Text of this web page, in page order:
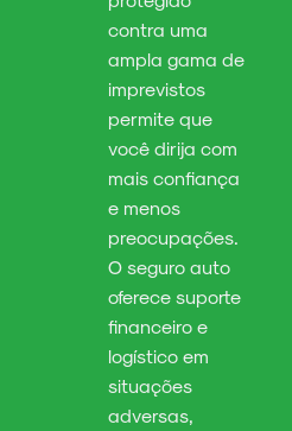
contra uma
ampla gama de
imprevistos
permite que
você dirija com
mais confiança
e menos
preocupações.
O seguro auto
oferece suporte
financeiro e
logístico em
situações
adversas,